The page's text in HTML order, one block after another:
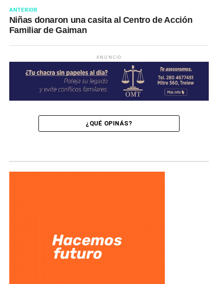
ANTERIOR
Niñas donaron una casita al Centro de Acción
Familiar de Gaiman
ANUNCIO
¿QUÉ OPINÁS?